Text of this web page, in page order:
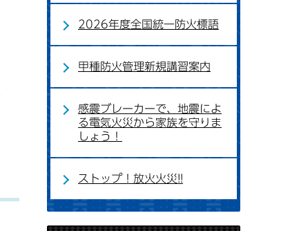
2026年度全国統一防火標語
甲種防火管理新規講習案内
感震ブレーカーで、地震によ
る電気火災から家族を守りま
しょう！
ストップ！放火火災!!